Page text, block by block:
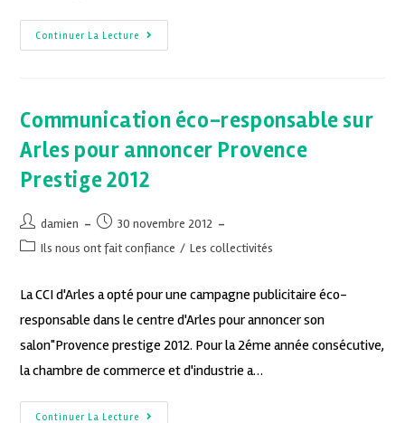
Continuer La Lecture
Communication éco-responsable sur
Arles pour annoncer Provence
Prestige 2012
damien
30 novembre 2012
Ils nous ont fait confiance / Les collectivités
La CCI d'Arles a opté pour une campagne publicitaire éco-
responsable dans le centre d'Arles pour annoncer son
salon"Provence prestige 2012. Pour la 2éme année consécutive,
la chambre de commerce et d'industrie a…
Continuer La Lecture